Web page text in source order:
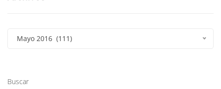
Mayo 2016 (111)
Buscar